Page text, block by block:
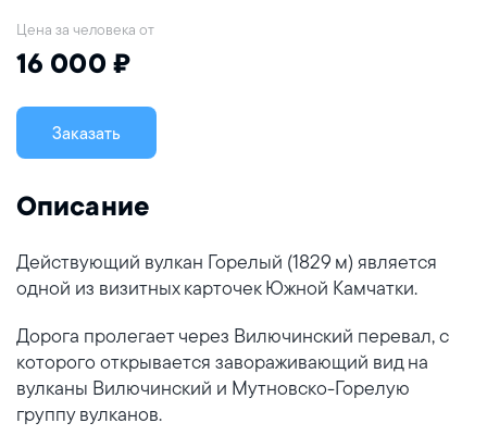
Цена за человека от
16 000 ₽
Заказать
Описание
Действующий вулкан Горелый (1829 м) является
одной из визитных карточек Южной Камчатки.
Дорога пролегает через Вилючинский перевал, с
которого открывается завораживающий вид на
вулканы Вилючинский и Мутновско-Горелую
группу вулканов.